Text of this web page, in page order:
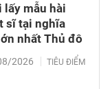
lấy mẫu hài
sĩ tại nghĩa
nhất Thủ đô
2026 TIÊU ĐIỂM